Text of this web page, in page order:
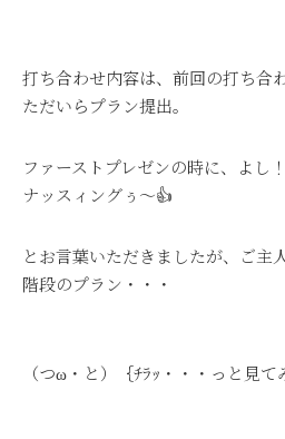
打ち合わせ内容は、前回の打ち合
ただいらプラン提出。
ファーストプレゼンの時に、よし
ナッスィングぅ～👍
とお言葉いただきましたが、ご主
階段のプラン・・・
（つω・と）｛ﾁﾗｯ・・・っと見